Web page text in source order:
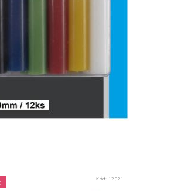
Kód: 12921